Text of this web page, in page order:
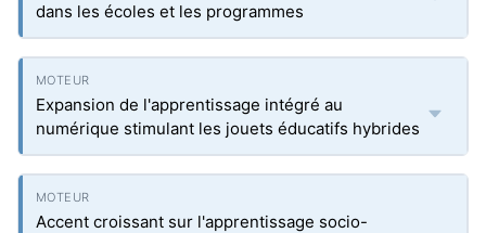
dans les écoles et les programmes
Expansion de l'apprentissage intégré au
numérique stimulant les jouets éducatifs hybrides
Accent croissant sur l'apprentissage socio-